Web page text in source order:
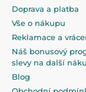
Doprava a platba
Vše o nákupu
Reklamace a
Náš bonusový
slevy na další
Blog